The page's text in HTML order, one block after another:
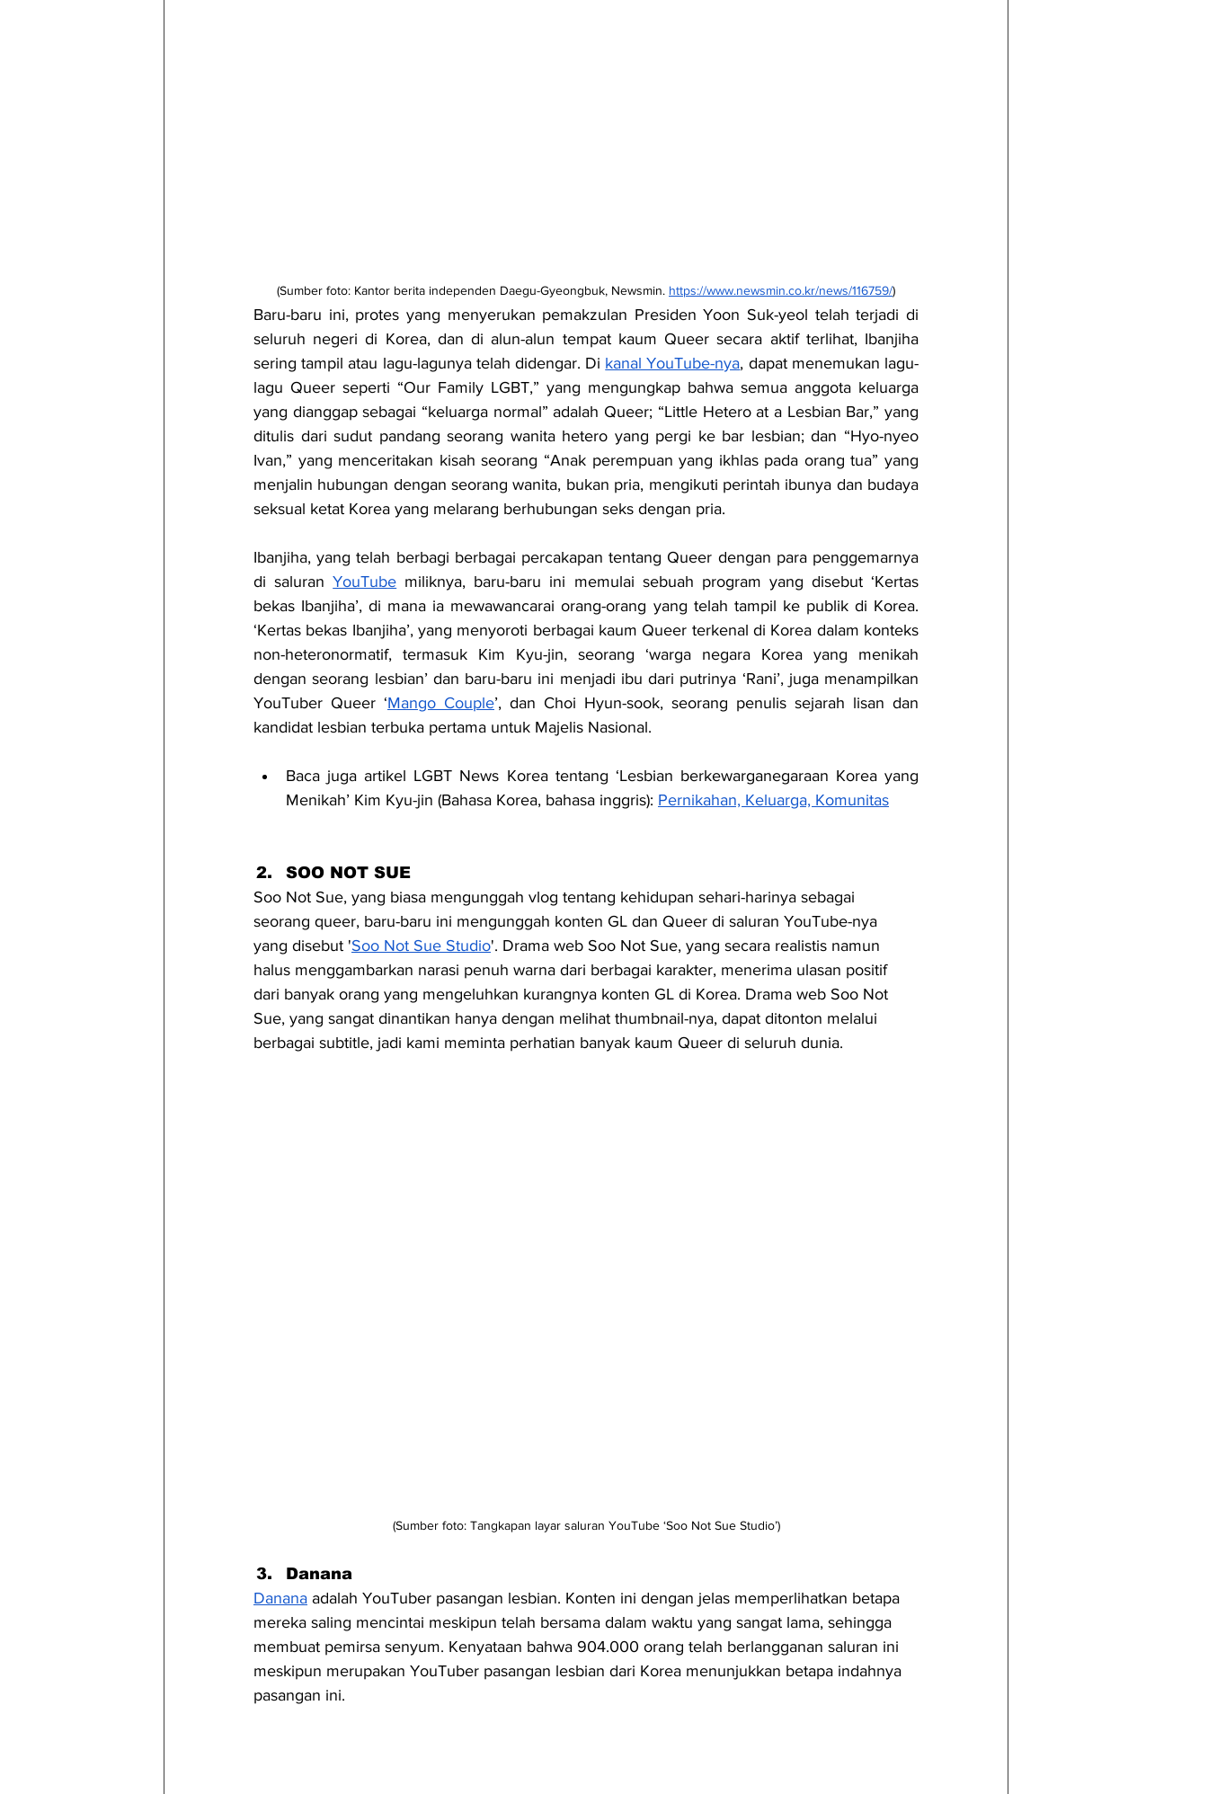
(Sumber foto: Kantor berita independen Daegu-Gyeongbuk, Newsmin. https://www.newsmin.co.kr/news/116759/)
Baru-baru ini, protes yang menyerukan pemakzulan Presiden Yoon Suk-yeol telah terjadi di
seluruh negeri di Korea, dan di alun-alun tempat kaum Queer secara aktif terlihat, Ibanjiha
sering tampil atau lagu-lagunya telah didengar. Di kanal YouTube-nya, dapat menemukan lagu-
lagu Queer seperti “Our Family LGBT,” yang mengungkap bahwa semua anggota keluarga
yang dianggap sebagai “keluarga normal” adalah Queer; “Little Hetero at a Lesbian Bar,” yang
ditulis dari sudut pandang seorang wanita hetero yang pergi ke bar lesbian; dan “Hyo-nyeo
Ivan,” yang menceritakan kisah seorang “Anak perempuan yang ikhlas pada orang tua” yang
menjalin hubungan dengan seorang wanita, bukan pria, mengikuti perintah ibunya dan budaya
seksual ketat Korea yang melarang berhubungan seks dengan pria.
Ibanjiha, yang telah berbagi berbagai percakapan tentang Queer dengan para penggemarnya
di saluran YouTube miliknya, baru-baru ini memulai sebuah program yang disebut ‘Kertas
bekas Ibanjiha’, di mana ia mewawancarai orang-orang yang telah tampil ke publik di Korea.
‘Kertas bekas Ibanjiha’, yang menyoroti berbagai kaum Queer terkenal di Korea dalam konteks
non-heteronormatif, termasuk Kim Kyu-jin, seorang ‘warga negara Korea yang menikah
dengan seorang lesbian’ dan baru-baru ini menjadi ibu dari putrinya ‘Rani’, juga menampilkan
YouTuber Queer ‘Mango Couple’, dan Choi Hyun-sook, seorang penulis sejarah lisan dan
kandidat lesbian terbuka pertama untuk Majelis Nasional.
Baca juga artikel LGBT News Korea tentang ‘Lesbian berkewarganegaraan Korea yang
Menikah’ Kim Kyu-jin (Bahasa Korea, bahasa inggris): Pernikahan, Keluarga, Komunitas
SOO NOT SUE
Soo Not Sue, yang biasa mengunggah vlog tentang kehidupan sehari-harinya sebagai
seorang queer, baru-baru ini mengunggah konten GL dan Queer di saluran YouTube-nya
yang disebut 'Soo Not Sue Studio'. Drama web Soo Not Sue, yang secara realistis namun
halus menggambarkan narasi penuh warna dari berbagai karakter, menerima ulasan positif
dari banyak orang yang mengeluhkan kurangnya konten GL di Korea. Drama web Soo Not
Sue, yang sangat dinantikan hanya dengan melihat thumbnail-nya, dapat ditonton melalui
berbagai subtitle, jadi kami meminta perhatian banyak kaum Queer di seluruh dunia.
(Sumber foto: Tangkapan layar saluran YouTube ‘Soo Not Sue Studio’)
Danana
Danana adalah YouTuber pasangan lesbian. Konten ini dengan jelas memperlihatkan betapa
mereka saling mencintai meskipun telah bersama dalam waktu yang sangat lama, sehingga
membuat pemirsa senyum. Kenyataan bahwa 904.000 orang telah berlangganan saluran ini
meskipun merupakan YouTuber pasangan lesbian dari Korea menunjukkan betapa indahnya
pasangan ini.